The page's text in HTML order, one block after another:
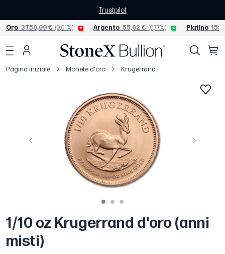
Trustpilot
Oro 3759,99 € (0,01%) Argento 55,62 € (0,77%) Platino
Pagina iniziale Monete d'oro Krugerrand
Precedente Avanti
1/10 oz Krugerrand d'oro (anni
misti)